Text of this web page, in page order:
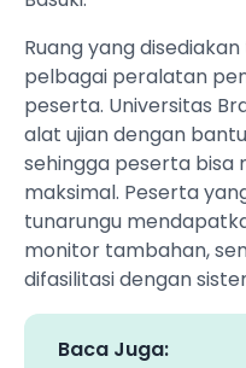
Ruang yang
pelbagai peralatan
peserta. Universitas
alat ujian dengan
sehingga peserta bisa
maksimal. Peserta
tunarungu
monitor tambahan,
difasilitasi dengan
Baca Juga: